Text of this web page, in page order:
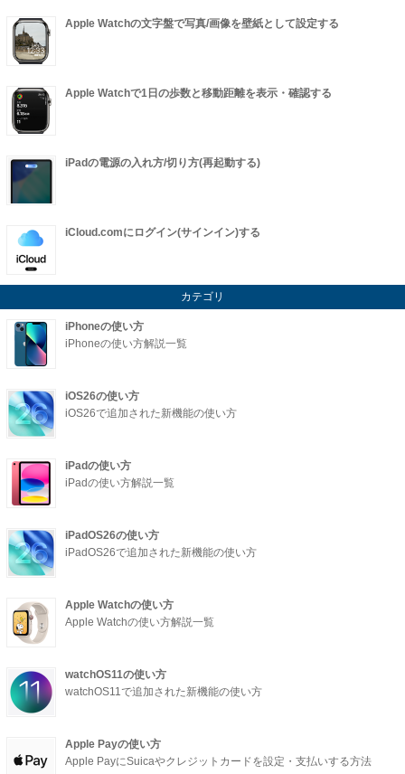
Apple Watchの文字盤で写真/画像を壁紙として設定する
Apple Watchで1日の歩数と移動距離を表示・確認する
iPadの電源の入れ方/切り方(再起動する)
iCloud.comにログイン(サインイン)する
カテゴリ
iPhoneの使い方
iPhoneの使い方解説一覧
iOS26の使い方
iOS26で追加された新機能の使い方
iPadの使い方
iPadの使い方解説一覧
iPadOS26の使い方
iPadOS26で追加された新機能の使い方
Apple Watchの使い方
Apple Watchの使い方解説一覧
watchOS11の使い方
watchOS11で追加された新機能の使い方
Apple Payの使い方
Apple PayにSuicaやクレジットカードを設定・支払いする方法